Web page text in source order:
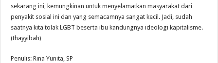
sekarang ini, kemungkinan untuk menyelamatkan masyarakat dari
penyakit sosial ini dan yang semacamnya sangat kecil. Jadi, sudah
saatnya kita tolak LGBT beserta ibu kandungnya ideologi kapitalisme.
(thayyibah)
Penulis: Rina Yunita, SP